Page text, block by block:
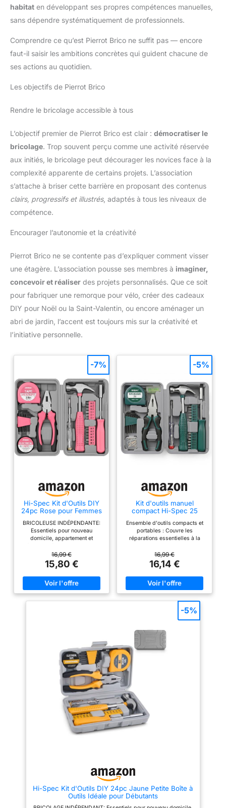
habitat en développant ses propres compétences manuelles,
sans dépendre systématiquement de professionnels.
Comprendre ce qu’est Pierrot Brico ne suffit pas — encore
faut-il saisir les ambitions concrètes qui guident chacune de
ses actions au quotidien.
Les objectifs de Pierrot Brico
Rendre le bricolage accessible à tous
L’objectif premier de Pierrot Brico est clair : démocratiser le
bricolage. Trop souvent perçu comme une activité réservée
aux initiés, le bricolage peut décourager les novices face à la
complexité apparente de certains projets. L’association
s’attache à briser cette barrière en proposant des contenus
clairs, progressifs et illustrés, adaptés à tous les niveaux de
compétence.
Encourager l’autonomie et la créativité
Pierrot Brico ne se contente pas d’expliquer comment visser
une étagère. L’association pousse ses membres à imaginer,
concevoir et réaliser des projets personnalisés. Que ce soit
pour fabriquer une remorque pour vélo, créer des cadeaux
DIY pour Noël ou la Saint-Valentin, ou encore aménager un
abri de jardin, l’accent est toujours mis sur la créativité et
l’initiative personnelle.
Hi-Spec Kit d'Outils DIY
24pc Rose pour Femmes
Petite Boîte à Outils
Idéale pour Débutantes
BRICOLEUSE INDÉPENDANTE:
Essentiels pour nouveau
domicile, appartement et
outils polyvalents pour chaque
jour FEMME PRATIQUE:
Effectuez aisément des
réparations simples, des
dépannages d'urgence, des
entretiens de base et des
assembler PETIT & PRATIQUE:
Rangé dans une boîte à outils
de la taille d'un livre pour le
rangement. Prenez-le et partez,
où que vous soyez CADEAU
IDÉAL: Que ce soit pour un
cadeau spécial pour femme ou
pour la fille bricoleuse, ce kit
continue à donner
16,99 €
15,80 €
-7%
Kit d'outils manuel
compact Hi-Spec 25
bricolage à domicile et au
bureau
Ensemble d'outils compacts et
portables : Couvre les
réparations essentielles à la
réparations rapides de tous les
jours ; un ensemble d'outils
ménagers prêt à être offert en
cadeau aux nouveaux
propriétaires ou aux bricoleurs
débutants ; le tout dans une
livre Marteau et clous : Un mini-
marteau à griffes avec une
poignée antidérapante ; permet
un contrôle sûr et précis ; un kit
pratique de clous et de vis pour
les tableaux et les cadres à
accrocher au mur Câblage et
coupe : Pince combinée de
couteaux intégrés ; idéale pour
saisir, tordre et couper ; coupez
les fils, serrez les écrous et les
boulons, tirez sur les clous Jeu
d'embouts de vissage et de
clés hexagonales de réparation
: Parfait pour l'assemblage de
meubles, l'installation de
ruban à mesurer rétractable de
espaces ; stylo à tension pour
tester en toute sécurité les
16,99 €
16,14 €
-5%
Hi-Spec Kit d'Outils DIY 24pc Jaune Petite Boîte à
Outils Idéale pour Débutants
-5%